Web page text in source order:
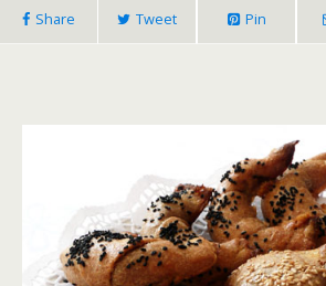
Share Tweet Pin